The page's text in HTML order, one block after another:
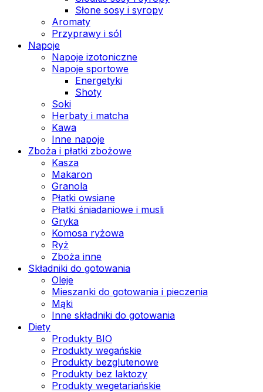
Słone sosy i syropy
Aromaty
Przyprawy i sól
Napoje
Napoje izotoniczne
Napoje sportowe
Energetyki
Shoty
Soki
Herbaty i matcha
Kawa
Inne napoje
Zboża i płatki zbożowe
Kasza
Makaron
Granola
Płatki owsiane
Płatki śniadaniowe i musli
Gryka
Komosa ryżowa
Ryż
Zboża inne
Składniki do gotowania
Oleje
Mieszanki do gotowania i pieczenia
Mąki
Inne składniki do gotowania
Diety
Produkty BIO
Produkty wegańskie
Produkty bezglutenowe
Produkty bez laktozy
Produkty wegetariańskie